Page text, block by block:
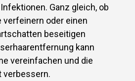
Ganz gleich, ob
verfeinern oder einen
beseitigen
kann
vereinfachen und die
verbessern.